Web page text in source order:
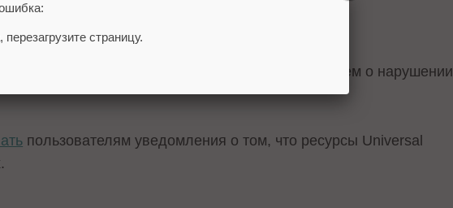
получит уведомление с предупреждением о нарушении
пользователям уведомления о том, что ресурсы Universal
страницу.